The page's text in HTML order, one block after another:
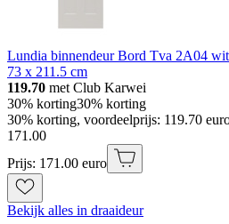
Lundia binnendeur Bord Tva 2A04
73 x 211.5 cm
119.70 met Club Karwei
30% korting30% korting
30% korting, voordeelprijs: 119.70
171 .00
Prijs: 171.00 euro
Bekijk alles in draaideur